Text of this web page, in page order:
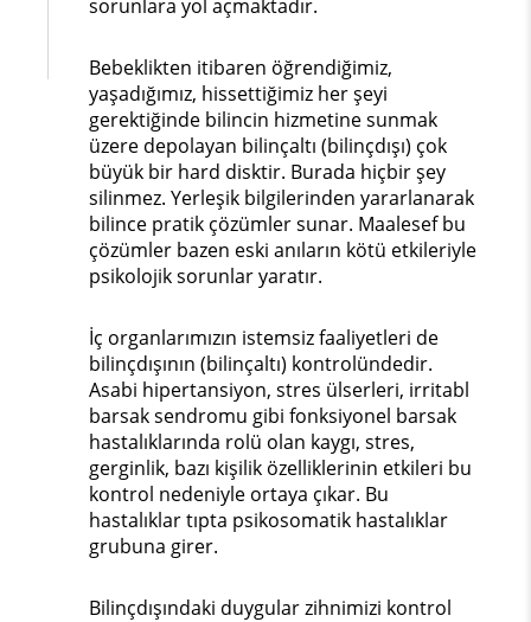
sorunlara yol açmaktadır.
Bebeklikten itibaren öğrendiğimiz,
yaşadığımız, hissettiğimiz her şeyi
gerektiğinde bilincin hizmetine sunmak
üzere depolayan bilinçaltı (bilinçdışı) çok
büyük bir hard disktir. Burada hiçbir şey
silinmez. Yerleşik bilgilerinden yararlanarak
bilince pratik çözümler sunar. Maalesef bu
çözümler bazen eski anıların kötü etkileriyle
psikolojik sorunlar yaratır.
İç organlarımızın istemsiz faaliyetleri de
bilinçdışının (bilinçaltı) kontrolündedir.
Asabi hipertansiyon, stres ülserleri, irritabl
barsak sendromu gibi fonksiyonel barsak
hastalıklarında rolü olan kaygı, stres,
gerginlik, bazı kişilik özelliklerinin etkileri bu
kontrol nedeniyle ortaya çıkar. Bu
hastalıklar tıpta psikosomatik hastalıklar
grubuna girer.
Bilinçdışındaki duygular zihnimizi kontrol